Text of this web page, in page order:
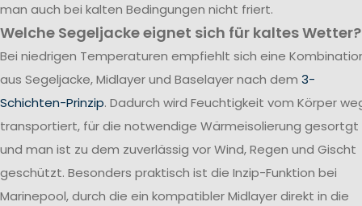
man auch bei kalten Bedingungen nicht friert.
Welche Segeljacke eignet sich für kaltes Wetter?
Bei niedrigen Temperaturen empfiehlt sich eine
aus Segeljacke, Midlayer und Baselayer nach dem 3-
Schichten-Prinzip. Dadurch wird Feuchtigkeit vom Körper
transportiert, für die notwendige Wärmeisolierung gesortgt
und man ist zu dem zuverlässig vor Wind, Regen und Gischt
geschützt. Besonders praktisch ist die Inzip-Funktion bei
Marinepool, durch die ein kompatibler Midlayer direkt in die